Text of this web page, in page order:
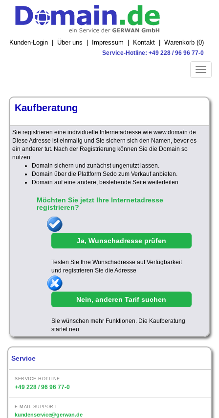
Kunden-Login Über uns Impressum Kontakt Warenkorb (0)
Service-Hotline: +49 228 / 96 96 77-0
Toggle
Kaufberatung
Sie registrieren eine individuelle Internetadresse wie www.domain.de.
Diese Adresse ist einmalig und Sie sichern sich den Namen, bevor es
ein anderer tut. Nach der Registrierung können Sie die Domain so
nutzen:
Domain sichern und zunächst ungenutzt lassen.
Domain über die Plattform Sedo zum Verkauf anbieten.
Domain auf eine andere, bestehende Seite weiterleiten.
Möchten Sie jetzt Ihre Internetadresse
registrieren?
Ja, Wunschadresse prüfen
Testen Sie Ihre Wunschadresse auf Verfügbarkeit
und registrieren Sie die Adresse
Nein, anderen Tarif suchen
Sie wünschen mehr Funktionen. Die Kaufberatung
startet neu.
Service
SERVICE-HOTLINE
+49 228 / 96 96 77-0
E-MAIL SUPPORT
kundenservice@gerwan.de